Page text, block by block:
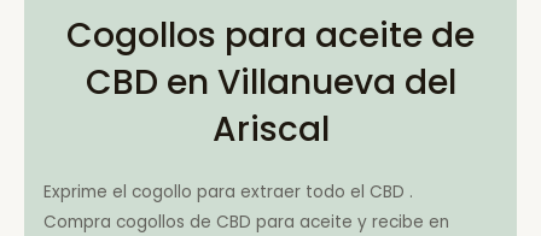
Cogollos para aceite de
CBD en Villanueva del
Ariscal
Exprime el cogollo para extraer todo el CBD .
Compra cogollos de CBD para aceite y recibe en